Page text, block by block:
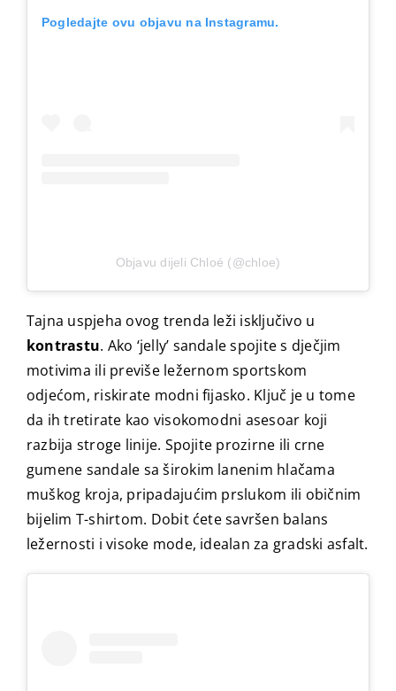
Pogledajte ovu objavu na Instagramu.
Objavu dijeli Chloé (@chloe)
Tajna uspjeha ovog trenda leži isključivo u
kontrastu. Ako ‘jelly’ sandale spojite s dječjim
motivima ili previše ležernom sportskom
odjećom, riskirate modni fijasko. Ključ je u tome
da ih tretirate kao visokomodni asesoar koji
razbija stroge linije. Spojite prozirne ili crne
gumene sandale sa širokim lanenim hlačama
muškog kroja, pripadajućim prslukom ili običnim
bijelim T-shirtom. Dobit ćete savršen balans
ležernosti i visoke mode, idealan za gradski asfalt.